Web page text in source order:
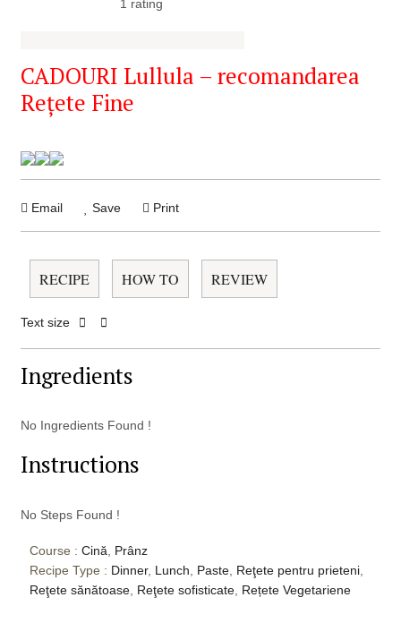
1 rating
CADOURI Lullula – recomandarea
Rețete Fine
Email Save Print
RECIPE HOW TO REVIEW
Text size
Ingredients
No Ingredients Found !
Instructions
No Steps Found !
Course : Cină
Prânz
Recipe Type : Dinner, Lunch Paste, Reţete pentru prieteni,
Reţete sănătoase, Reţete sofisticate, Rețete Vegetariene